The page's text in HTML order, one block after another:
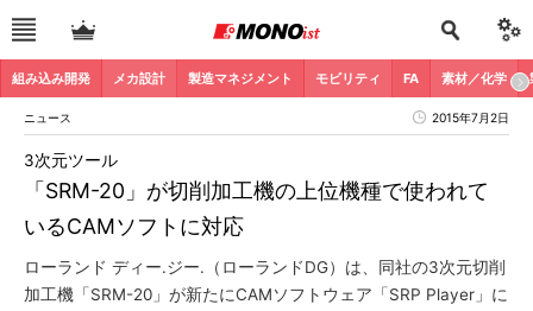
組み込み開発 メカ設計 製造マネジメント モビリティ FA 素材／化学
ニュース 2015年7月2日
「SRM-20」が切削加工機の上位機種で使われて
いるCAMソフトに対応
3次元ツール
ローランド ディー.ジー.（ローランドDG）は、同社の3次元切削
加工機「SRM-20」が新たにCAMソフトウェア「SRP Player」に